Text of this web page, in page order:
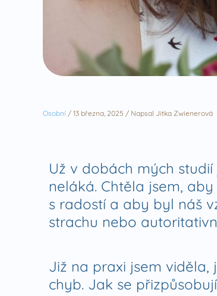
Osobní / 13 března, 2025 / Napsal Jitka Zwienerová
Už v dobách mých
neláká. Chtěla jsem,
s radostí a aby byl náš
strachu nebo
Již na praxi jsem viděla,
chyb. Jak se